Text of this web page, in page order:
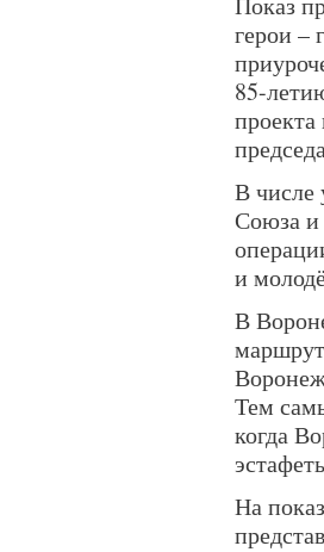
герои –
85-
В числе
Союза и
и
В
Тем
когда
На